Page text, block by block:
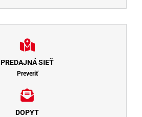
PREDAJNÁ SIEŤ
Preveriť
DOPYT